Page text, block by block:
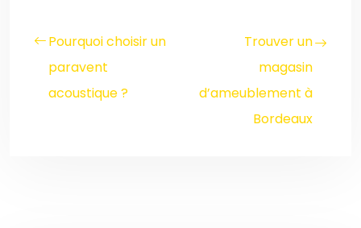
Pourquoi choisir un
paravent
acoustique ?
Trouver un
magasin
d’ameublement à
Bordeaux